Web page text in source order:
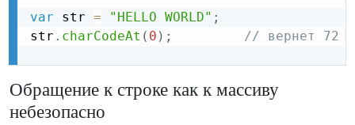
var str = "HELLO WORLD" ;
str . charCodeAt ( 0 ) ; // вернет 72
Обращение к строке как к массиву
небезопасно